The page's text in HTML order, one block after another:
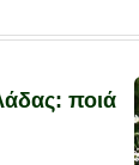
ποιά